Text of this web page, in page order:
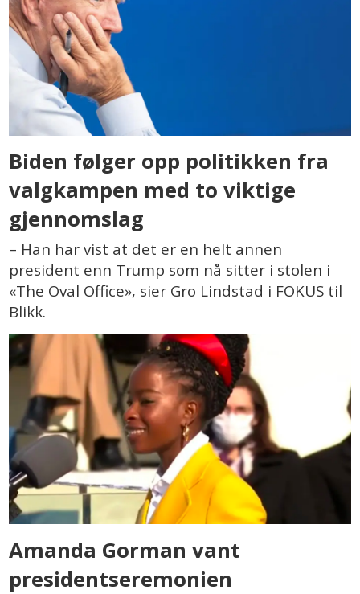
Biden følger opp politikken fra
valgkampen med to viktige
gjennomslag
– Han har vist at det er en helt annen
president enn Trump som nå sitter i stolen i
«The Oval Office», sier Gro Lindstad i FOKUS til
Blikk.
Amanda Gorman vant
presidentseremonien